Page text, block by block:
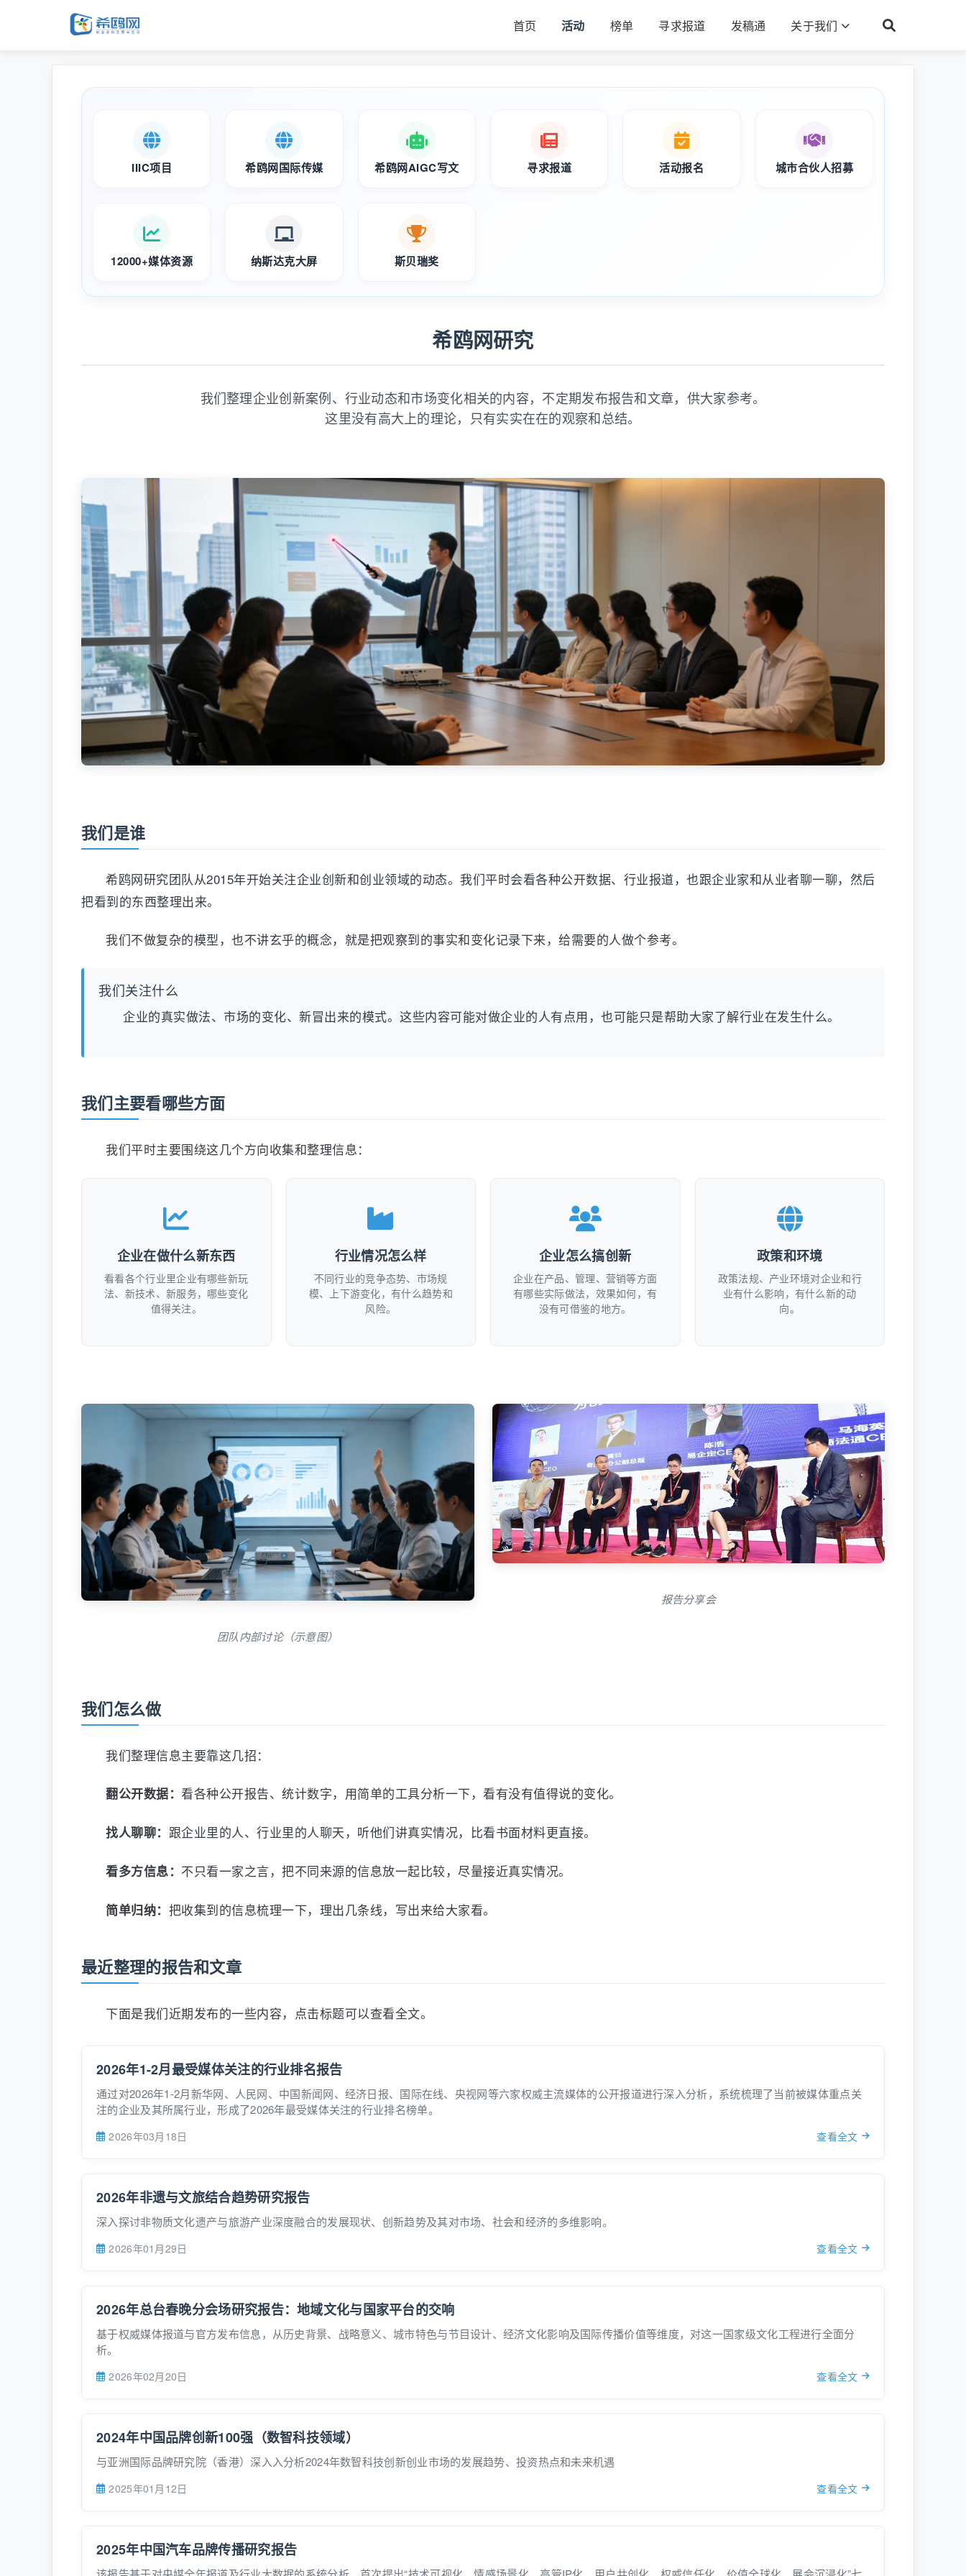
首页 活动 榜单 寻求报道 发稿通 关于我们
IIIC项目 希鸥网国际传媒 希鸥网AIGC写文 寻求报道 活动报名 城市合伙人招募
12000+媒体资源 纳斯达克大屏 斯贝瑞奖
希鸥网研究
我们整理企业创新案例、行业动态和市场变化相关的内容，不定期发布报告和文章，供大家参考。
这里没有高大上的理论，只有实实在在的观察和总结。
我们是谁
希鸥网研究团队从2015年开始关注企业创新和创业领域的动态。我们平时会看各种公开数据、行业报道，也跟企业家和从业者聊一聊，然后
把看到的东西整理出来。
我们不做复杂的模型，也不讲玄乎的概念，就是把观察到的事实和变化记录下来，给需要的人做个参考。
我们关注什么
企业的真实做法、市场的变化、新冒出来的模式。这些内容可能对做企业的人有点用，也可能只是帮助大家了解行业在发生什么。
我们主要看哪些方面
我们平时主要围绕这几个方向收集和整理信息：
企业在做什么新东西
看看各个行业里企业有哪些新玩
法、新技术、新服务，哪些变化
值得关注。
行业情况怎么样
不同行业的竞争态势、市场规
模、上下游变化，有什么趋势和
风险。
企业怎么搞创新
企业在产品、管理、营销等方面
有哪些实际做法，效果如何，有
没有可借鉴的地方。
政策和环境
政策法规、产业环境对企业和行
业有什么影响，有什么新的动
向。
团队内部讨论（示意图）
报告分享会
我们怎么做
我们整理信息主要靠这几招：
翻公开数据： 看各种公开报告、统计数字，用简单的工具分析一下，看有没有值得说的变化。
找人聊聊： 跟企业里的人、行业里的人聊天，听他们讲真实情况，比看书面材料更直接。
看多方信息： 不只看一家之言，把不同来源的信息放一起比较，尽量接近真实情况。
简单归纳： 把收集到的信息梳理一下，理出几条线，写出来给大家看。
最近整理的报告和文章
下面是我们近期发布的一些内容，点击标题可以查看全文。
2026年1-2月最受媒体关注的行业排名报告
通过对2026年1-2月新华网、人民网、中国新闻网、经济日报、国际在线、央视网等六家权威主流媒体的公开报道进行深入分析，系统梳理了当前被媒体重点关
注的企业及其所属行业，形成了2026年最受媒体关注的行业排名榜单。
2026年03月18日 查看全文
2026年非遗与文旅结合趋势研究报告
深入探讨非物质文化遗产与旅游产业深度融合的发展现状、创新趋势及其对市场、社会和经济的多维影响。
2026年01月29日 查看全文
2026年总台春晚分会场研究报告：地域文化与国家平台的交响
基于权威媒体报道与官方发布信息，从历史背景、战略意义、城市特色与节目设计、经济文化影响及国际传播价值等维度，对这一国家级文化工程进行全面分
析。
2026年02月20日 查看全文
2024年中国品牌创新100强（数智科技领域）
与亚洲国际品牌研究院（香港）深入入分析2024年数智科技创新创业市场的发展趋势、投资热点和未来机遇
2025年01月12日 查看全文
2025年中国汽车品牌传播研究报告